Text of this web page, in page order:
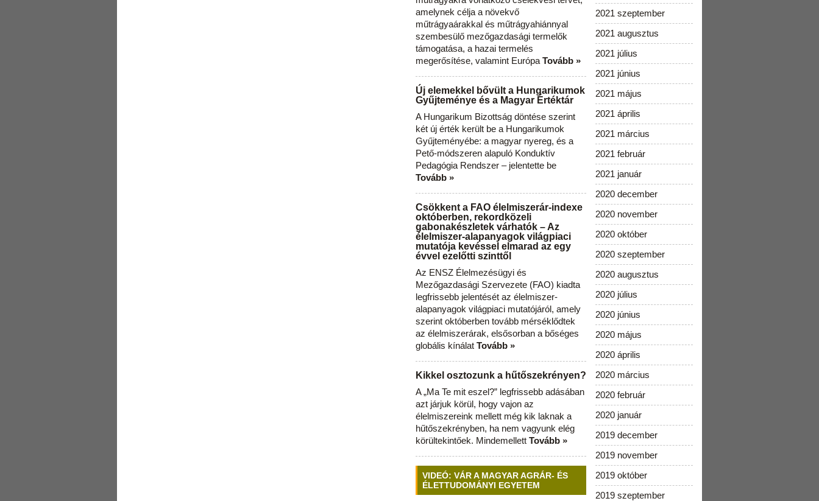
amelynek célja a növekvő
műtrágyaárakkal és műtrágyahiánnyal
szembesülő mezőgazdasági termelők
támogatása, a hazai termelés
megerősítése, valamint Európa Tovább »
Új elemekkel bővült a Hungarikumok
Gyűjteménye és a Magyar Értéktár
A Hungarikum Bizottság döntése szerint
két új érték került be a Hungarikumok
Gyűjteményébe: a magyar nyereg, és a
Pető-módszeren alapuló Konduktív
Pedagógia Rendszer – jelentette be
Tovább »
Csökkent a FAO élelmiszerár-indexe
októberben, rekordközeli
gabonakészletek várhatók – Az
élelmiszer-alapanyagok világpiaci
mutatója kevéssel elmarad az egy
évvel ezelőtti szinttől
Az ENSZ Élelmezésügyi és
Mezőgazdasági Szervezete (FAO) kiadta
legfrissebb jelentését az élelmiszer-
alapanyagok világpiaci mutatójáról, amely
szerint októberben tovább mérséklődtek
az élelmiszerárak, elsősorban a bőséges
globális kínálat Tovább »
Kikkel osztozunk a hűtőszekrényen?
A „Ma Te mit eszel?” legfrissebb adásában
azt járjuk körül, hogy vajon az
élelmiszereink mellett még kik laknak a
hűtőszekrényben, ha nem vagyunk elég
körültekintőek. Mindemellett Tovább »
VIDEÓ: VÁR A MAGYAR AGRÁR- ÉS
ÉLETTUDOMÁNYI EGYETEM
2021 szeptember
2021 augusztus
2021 július
2021 június
2021 május
2021 április
2021 március
2021 február
2021 január
2020 december
2020 november
2020 október
2020 szeptember
2020 augusztus
2020 július
2020 június
2020 május
2020 április
2020 március
2020 február
2020 január
2019 december
2019 november
2019 október
2019 szeptember